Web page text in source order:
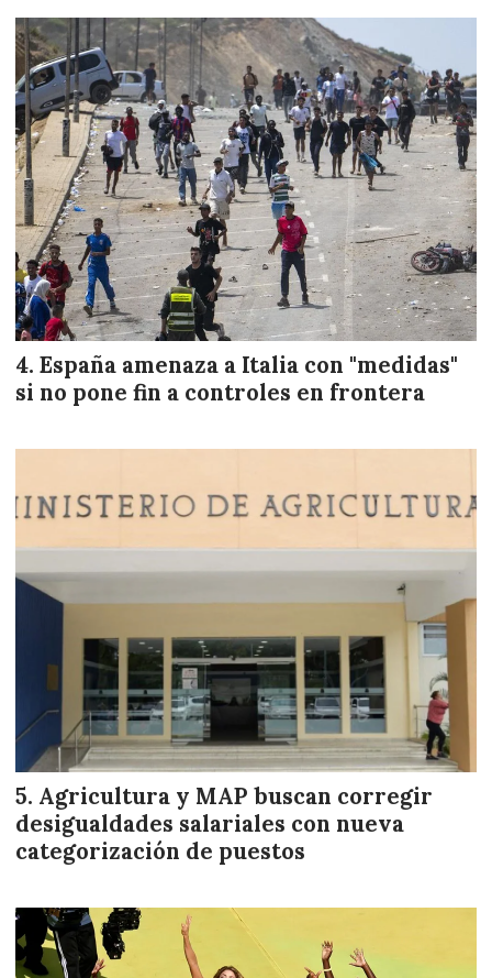
España amenaza a Italia con "medidas"
si no pone fin a controles en frontera
Agricultura y MAP buscan corregir
desigualdades salariales con nueva
categorización de puestos